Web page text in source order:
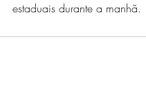
estaduais durante a manhã.